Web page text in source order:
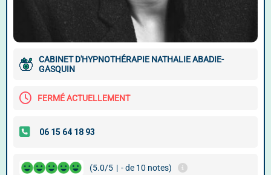
CABINET D'HYPNOTHÉRAPIE NATHALIE ABADIE-
GASQUIN
FERMÉ ACTUELLEMENT
(5.0/5 | - de 10 notes)